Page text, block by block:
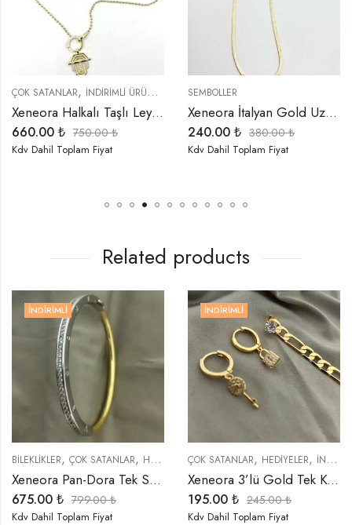
,KOLYELER, TREND ÜRÜNLER , YENI GELENLER
SATANLAR,İNDIRIMLI ÜRÜNLER , KOLYELER,ÖZEL SERİLER
Xeneora Halkalı Taşlı Leyla Kolye
₺ 750.00₺
Dahil Toplam Fiyat
SEMBOLLER
Xeneora İtalyan Gold Uzun Kolye
240.00₺ 380.00₺
Kdv Dahil Toplam Fiyat
Related products
İNDIRIMLI
BİLEKLİKLER, ÇOK SATANLAR, HEDIYELER ,İNDIRIMLI ÜRÜNLER,ÖZEL SERİLER
Xeneora Pan-Dora Tek Sıra Taşlı Kelepçe Bileklik
675.00 ₺ 799.00₺
Kdv Dahil Toplam Fiyat
İNDIRIMLI
ÇOK SATANLAR, HEDIYELER, İNDIRIMLI ÜRÜNLER
Xeneora 3’lü Gold Tek Kulak Küpe Seti
195.00 ₺ 245.00₺
Kdv Dahil Toplam Fiyat